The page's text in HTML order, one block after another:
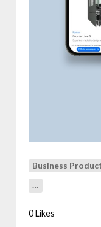
Business
…
0 Likes